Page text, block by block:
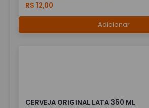
R$ 12,00
Adicionar
CERVEJA ORIGINAL LATA 350 ML